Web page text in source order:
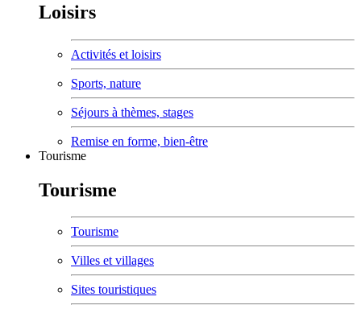
Loisirs
Activités et loisirs
Sports, nature
Séjours à thèmes, stages
Remise en forme, bien-être
Tourisme
Tourisme
Tourisme
Villes et villages
Sites touristiques